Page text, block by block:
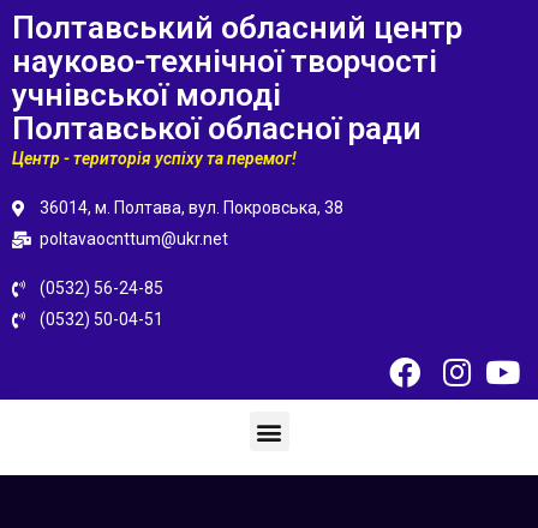
Полтавський обласний центр
науково-технічної творчості
учнівської молоді
Полтавської обласної ради
Центр - територія успіху та перемог!
36014, м. Полтава, вул. Покровська, 38
poltavaocnttum@ukr.net
(0532) 56-24-85
(0532) 50-04-51